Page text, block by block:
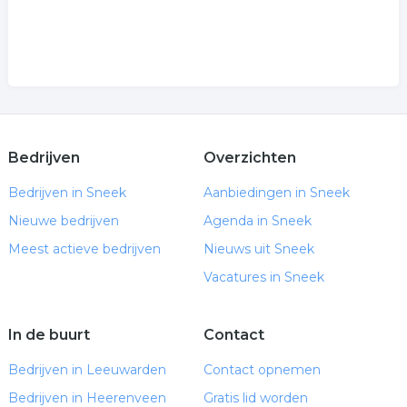
Bedrijven
Bedrijven in Sneek
Nieuwe bedrijven
Meest actieve bedrijven
Overzichten
Aanbiedingen in Sneek
Agenda in Sneek
Nieuws uit Sneek
Vacatures in Sneek
In de buurt
Bedrijven in Leeuwarden
Bedrijven in Heerenveen
Contact
Contact opnemen
Gratis lid worden